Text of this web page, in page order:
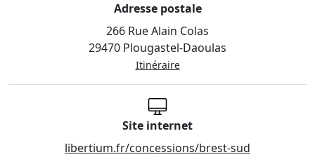
Adresse postale
266 Rue Alain Colas
29470 Plougastel-Daoulas
Itinéraire
Site internet
libertium.fr/concessions/brest-sud